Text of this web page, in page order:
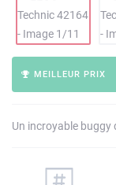
MEILLEUR PRIX
Un incroyable